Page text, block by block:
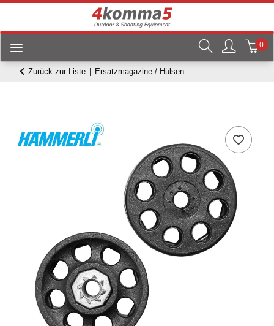
0
Zurück zur Liste Ersatzmagazine / Hülsen